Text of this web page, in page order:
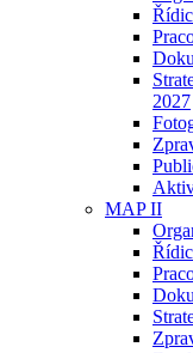
2027
MAP II